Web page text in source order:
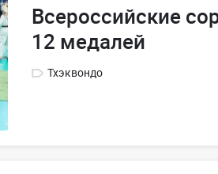
Всероссийские
12 медалей
Тхэквондо